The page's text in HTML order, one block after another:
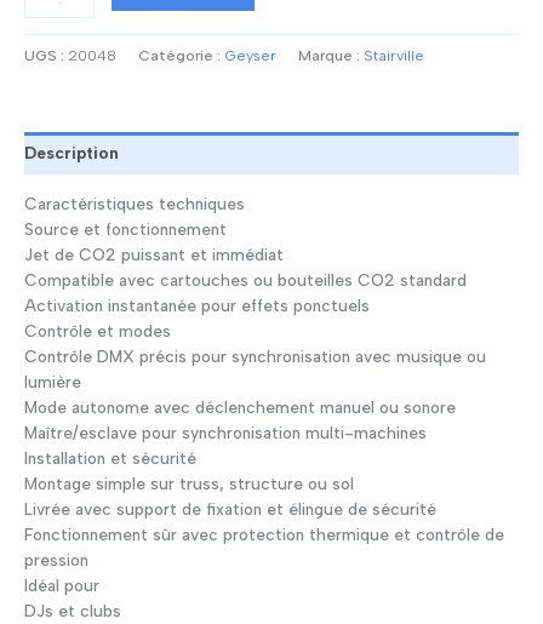
à
STAIRVILLE
VF-
1200
DMX
UGS : 20048 Catégorie : Geyser Marque : Stairville
Description
Caractéristiques techniques
Source et fonctionnement
Jet de CO2 puissant et immédiat
Compatible avec cartouches ou bouteilles CO2 standard
Activation instantanée pour effets ponctuels
Contrôle et modes
Contrôle DMX précis pour synchronisation avec musique ou
lumière
Mode autonome avec déclenchement manuel ou sonore
Maître/esclave pour synchronisation multi-machines
Installation et sécurité
Montage simple sur truss, structure ou sol
Livrée avec support de fixation et élingue de sécurité
Fonctionnement sûr avec protection thermique et contrôle de
pression
Idéal pour
DJs et clubs